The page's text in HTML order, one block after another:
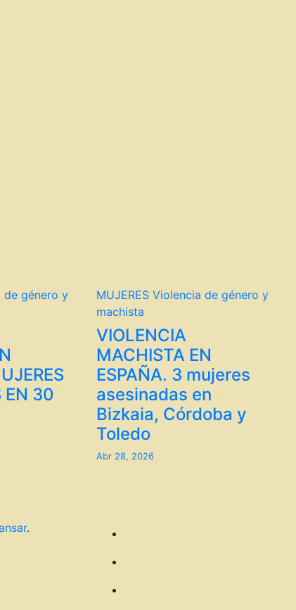
de género y
EN 30
MUJERES Violencia de género y
machista
VIOLENCIA
MACHISTA EN
ESPAÑA. 3 mujeres
asesinadas en
Bizkaia, Córdoba y
Toledo
Abr 28, 2026
.